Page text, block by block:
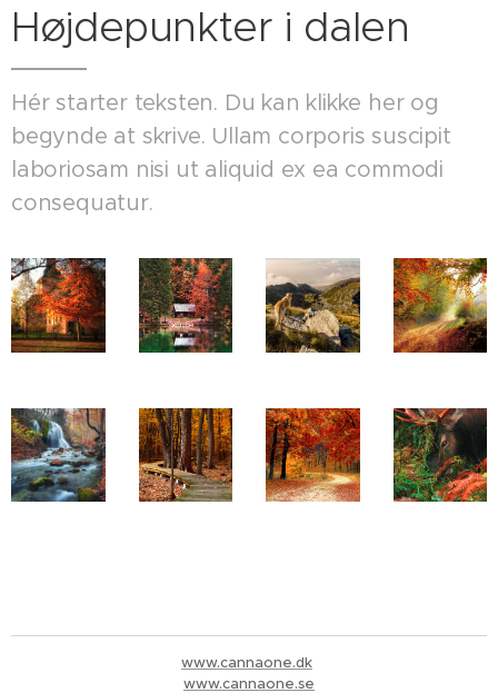
Højdepunkter i dalen
Hér starter teksten. Du kan klikke her og
begynde at skrive. Ullam corporis suscipit
laboriosam nisi ut aliquid ex ea commodi
consequatur.
www.cannaone.dk
www.cannaone.se